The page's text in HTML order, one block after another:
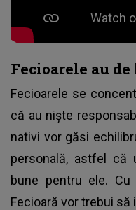
Fecioarele au
Fecioarele se
că au niște
nativi vor găsi
personală, astfel că
bune pentru ele.
Fecioară vor trebui